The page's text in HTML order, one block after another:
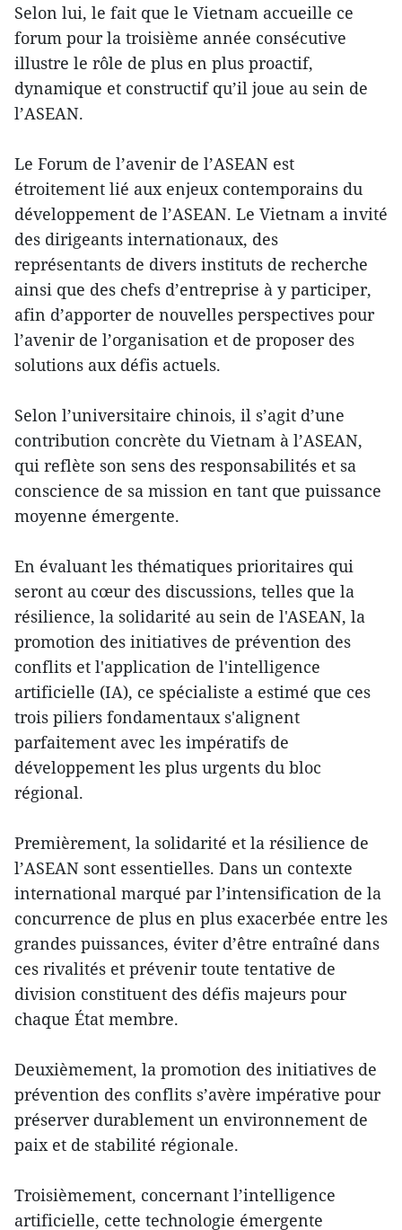
Selon lui, le fait que le Vietnam accueille ce
forum pour la troisième année consécutive
illustre le rôle de plus en plus proactif,
dynamique et constructif qu’il joue au sein de
l’ASEAN.
Le Forum de l’avenir de l’ASEAN est
étroitement lié aux enjeux contemporains du
développement de l’ASEAN. Le Vietnam a invité
des dirigeants internationaux, des
représentants de divers instituts de recherche
ainsi que des chefs d’entreprise à y participer,
afin d’apporter de nouvelles perspectives pour
l’avenir de l’organisation et de proposer des
solutions aux défis actuels.
Selon l’universitaire chinois, il s’agit d’une
contribution concrète du Vietnam à l’ASEAN,
qui reflète son sens des responsabilités et sa
conscience de sa mission en tant que puissance
moyenne émergente.
En évaluant les thématiques prioritaires qui
seront au cœur des discussions, telles que la
résilience, la solidarité au sein de l'ASEAN, la
promotion des initiatives de prévention des
conflits et l'application de l'intelligence
artificielle (IA), ce spécialiste a estimé que ces
trois piliers fondamentaux s'alignent
parfaitement avec les impératifs de
développement les plus urgents du bloc
régional.
Premièrement, la solidarité et la résilience de
l’ASEAN sont essentielles. Dans un contexte
international marqué par l’intensification de la
concurrence de plus en plus exacerbée entre les
grandes puissances, éviter d’être entraîné dans
ces rivalités et prévenir toute tentative de
division constituent des défis majeurs pour
chaque État membre.
Deuxièmement, la promotion des initiatives de
prévention des conflits s’avère impérative pour
préserver durablement un environnement de
paix et de stabilité régionale.
Troisièmement, concernant l’intelligence
artificielle, cette technologie émergente